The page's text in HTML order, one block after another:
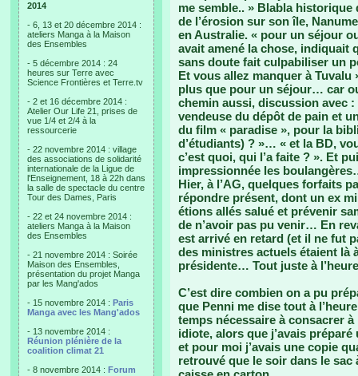
2014
- 6, 13 et 20 décembre 2014 :
ateliers Manga à la Maison
des Ensembles
- 5 décembre 2014 : 24
heures sur Terre avec
Science Frontières et Terre.tv
- 2 et 16 décembre 2014 :
Atelier Our Life 21, prises de
vue 1/4 et 2/4 à la
ressourcerie
- 22 novembre 2014 : village
des associations de solidarité
internationale de la Ligue de
l'Enseignement, 18 à 22h dans
la salle de spectacle du centre
Tour des Dames, Paris
- 22 et 24 novembre 2014 :
ateliers Manga à la Maison
des Ensembles
- 21 novembre 2014 : Soirée
Maison des Ensembles,
présentation du projet Manga
par les Mang'ados
- 15 novembre 2014 : Paris
Manga avec les Mang'ados
- 13 novembre 2014 :
Réunion plénière de la
coalition climat 21
- 8 novembre 2014 : Forum
me semble.. » Blabla
de l’érosion sur son île,
en Australie. « pour un séjour
avait amené la chose, indiquait
sans doute fait culpabiliser un
Et vous allez manquer à
plus que pour un séjour… car
chemin aussi, discussion avec
vendeuse du dépôt de pain et
du film « paradise », pour la
d’étudiants) ? »… « et la BD,
c’est quoi, qui l’a faite ? ». Et
impressionnée les
Hier, à l’AG, quelques forfaits
répondre présent, dont un ex
étions allés salué et prévenir
de n’avoir pas pu venir… En
est arrivé en retard (et il ne fut
des ministres actuels étaient là
présidente… Tout juste à
C’est dire combien on a pu
que Penni me dise tout à
temps nécessaire à consacrer
idiote, alors que j’avais
et pour moi j’avais une copie
retrouvé que le soir dans le